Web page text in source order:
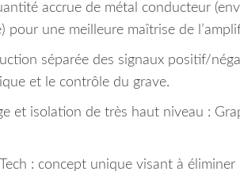
accrue de métal conducteur
pour une meilleure maîtrise de
séparée des signaux positif/
et le contrôle du grave.
et isolation de très haut niveau :
: concept unique visant à